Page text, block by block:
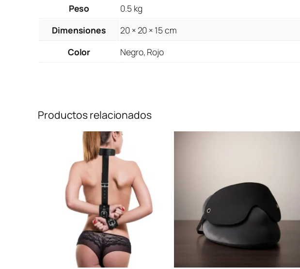
Peso
0.5 kg
Dimensiones
20 × 20 × 15 cm
Color
Negro, Rojo
Productos relacionados